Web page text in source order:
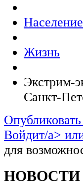
Население
Жизнь
Экстрим-
Санкт-
Войдит/a>
для
НОВОСТИ